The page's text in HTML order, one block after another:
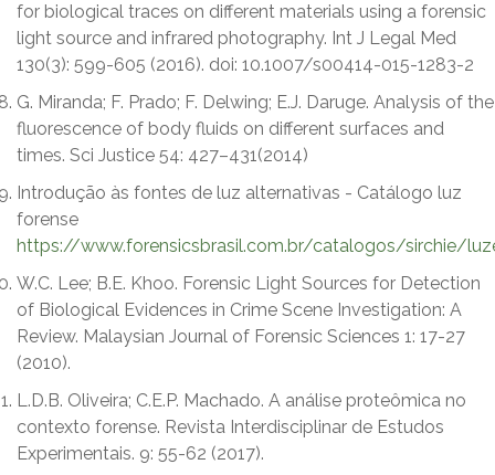
for biological traces on different materials using a forensic
light source and infrared photography. Int J Legal Med
130(3): 599-605 (2016). doi: 10.1007/s00414-015-1283-2
G. Miranda; F. Prado; F. Delwing; E.J. Daruge. Analysis of the
fluorescence of body fluids on different surfaces and
times. Sci Justice 54: 427–431(2014)
Introdução às fontes de luz alternativas - Catálogo luz
forense
https://www.forensicsbrasil.com.br/catalogos/sirchie/
W.C. Lee; B.E. Khoo. Forensic Light Sources for Detection
of Biological Evidences in Crime Scene Investigation: A
Review. Malaysian Journal of Forensic Sciences 1: 17-27
(2010).
L.D.B. Oliveira; C.E.P. Machado. A análise proteômica no
contexto forense. Revista Interdisciplinar de Estudos
Experimentais. 9: 55-62 (2017).